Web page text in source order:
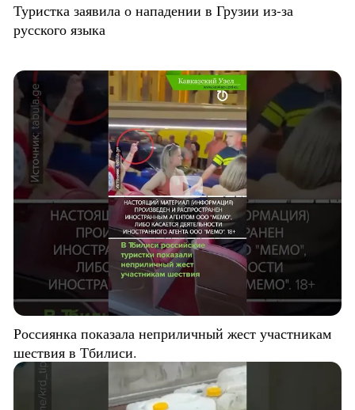
Туристка заявила о нападении в Грузии из-за
русского языка
Россиянка показала неприличный жест участникам
шествия в Тбилиси.